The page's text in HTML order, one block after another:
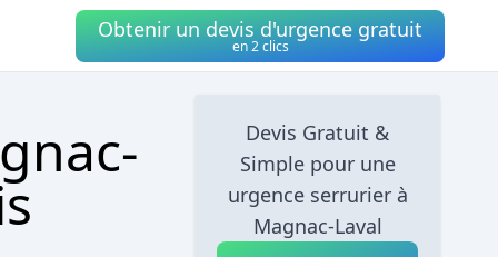
Obtenir un devis d'urgence gratuit
en 2 clics
Devis Gratuit &
Simple pour une
urgence serrurier à
Magnac-Laval